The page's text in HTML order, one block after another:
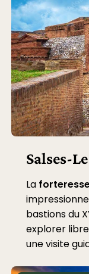
Salses-
La
bastions du
explorer
une visite